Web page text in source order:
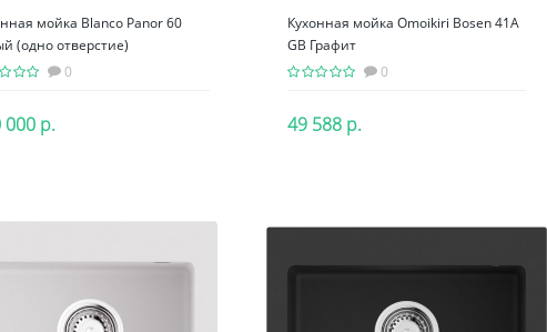
мойка Blanco Panor 60
(одно отверстие)
0
000 р.
Кухонная мойка Omoikiri Bosen 41A
GB Графит
0
49 588 р.